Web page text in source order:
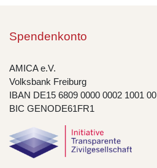
Spendenkonto
AMICA e.V.
Volksbank Freiburg
IBAN DE15 6809 0000 0002 1001 00
BIC GENODE61FR1